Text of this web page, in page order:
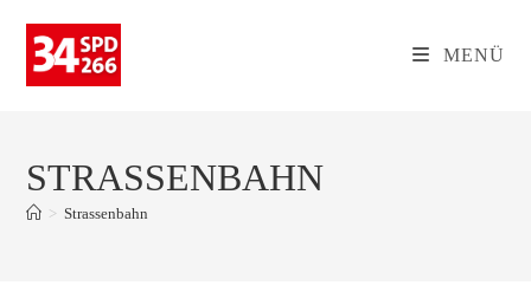
Inhalt
springen
MENÜ
STRASSENBAHN
> Strassenbahn